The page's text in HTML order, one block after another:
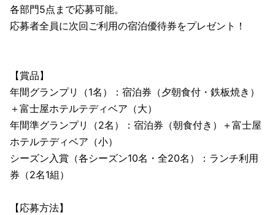
各部門5点まで応募可能。
応募者全員に次回ご利用の宿泊優待券をプレゼント！
【賞品】
年間グランプリ（1名）：宿泊券（夕朝食付・鉄板焼き）
＋富士屋ホテルテディベア（大）
年間準グランプリ（2名）：宿泊券（朝食付き）＋富士屋
ホテルテディベア（小）
シーズン入賞（各シーズン10名・全20名）：ランチ利用
券（2名1組）
【応募方法】